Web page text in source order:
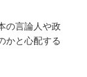
の言論人や政
かと心配する